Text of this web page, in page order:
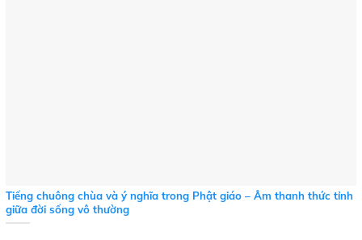
Tiếng chuông chùa và ý nghĩa trong Phật giáo – Âm thanh thức tỉnh
giữa đời sống vô thường